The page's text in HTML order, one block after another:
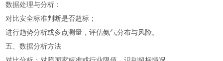
数据处理与分析：
对比安全标准判断是否超标；
进行趋势分析或多点测量，评估氨气分布与风险。
五、数据分析方法